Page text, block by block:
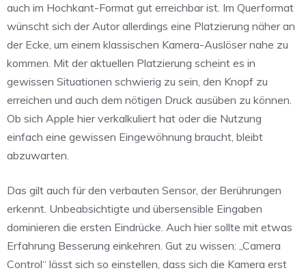
auch im Hochkant-Format gut erreichbar ist. Im Querformat
wünscht sich der Autor allerdings eine Platzierung näher an
der Ecke, um einem klassischen Kamera-Auslöser nahe zu
kommen. Mit der aktuellen Platzierung scheint es in
gewissen Situationen schwierig zu sein, den Knopf zu
erreichen und auch dem nötigen Druck ausüben zu können.
Ob sich Apple hier verkalkuliert hat oder die Nutzung
einfach eine gewissen Eingewöhnung braucht, bleibt
abzuwarten.
Das gilt auch für den verbauten Sensor, der Berührungen
erkennt. Unbeabsichtigte und übersensible Eingaben
dominieren die ersten Eindrücke. Auch hier sollte mit etwas
Erfahrung Besserung einkehren. Gut zu wissen: „Camera
Control“ lässt sich so einstellen, dass sich die Kamera erst